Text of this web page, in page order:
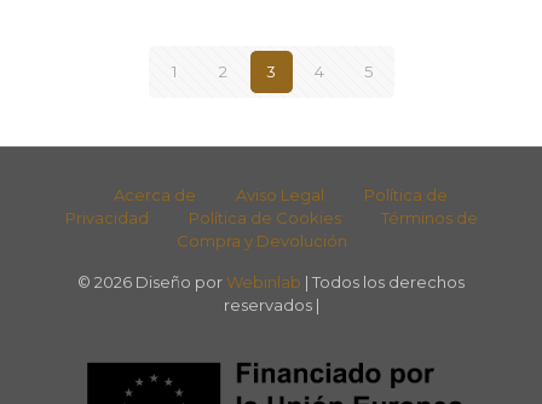
1 2 3 4 5
Acerca de Aviso Legal
Política de
Privacidad
Política de Cookies
Términos de
Compra y Devolución
© 2026 Diseño por Webinlab | Todos los derechos
reservados |